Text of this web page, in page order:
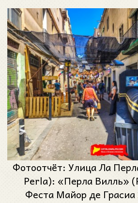
Фотоотчёт: Улица Ла
Perla): «Перла Вилль»
Феста Майор де